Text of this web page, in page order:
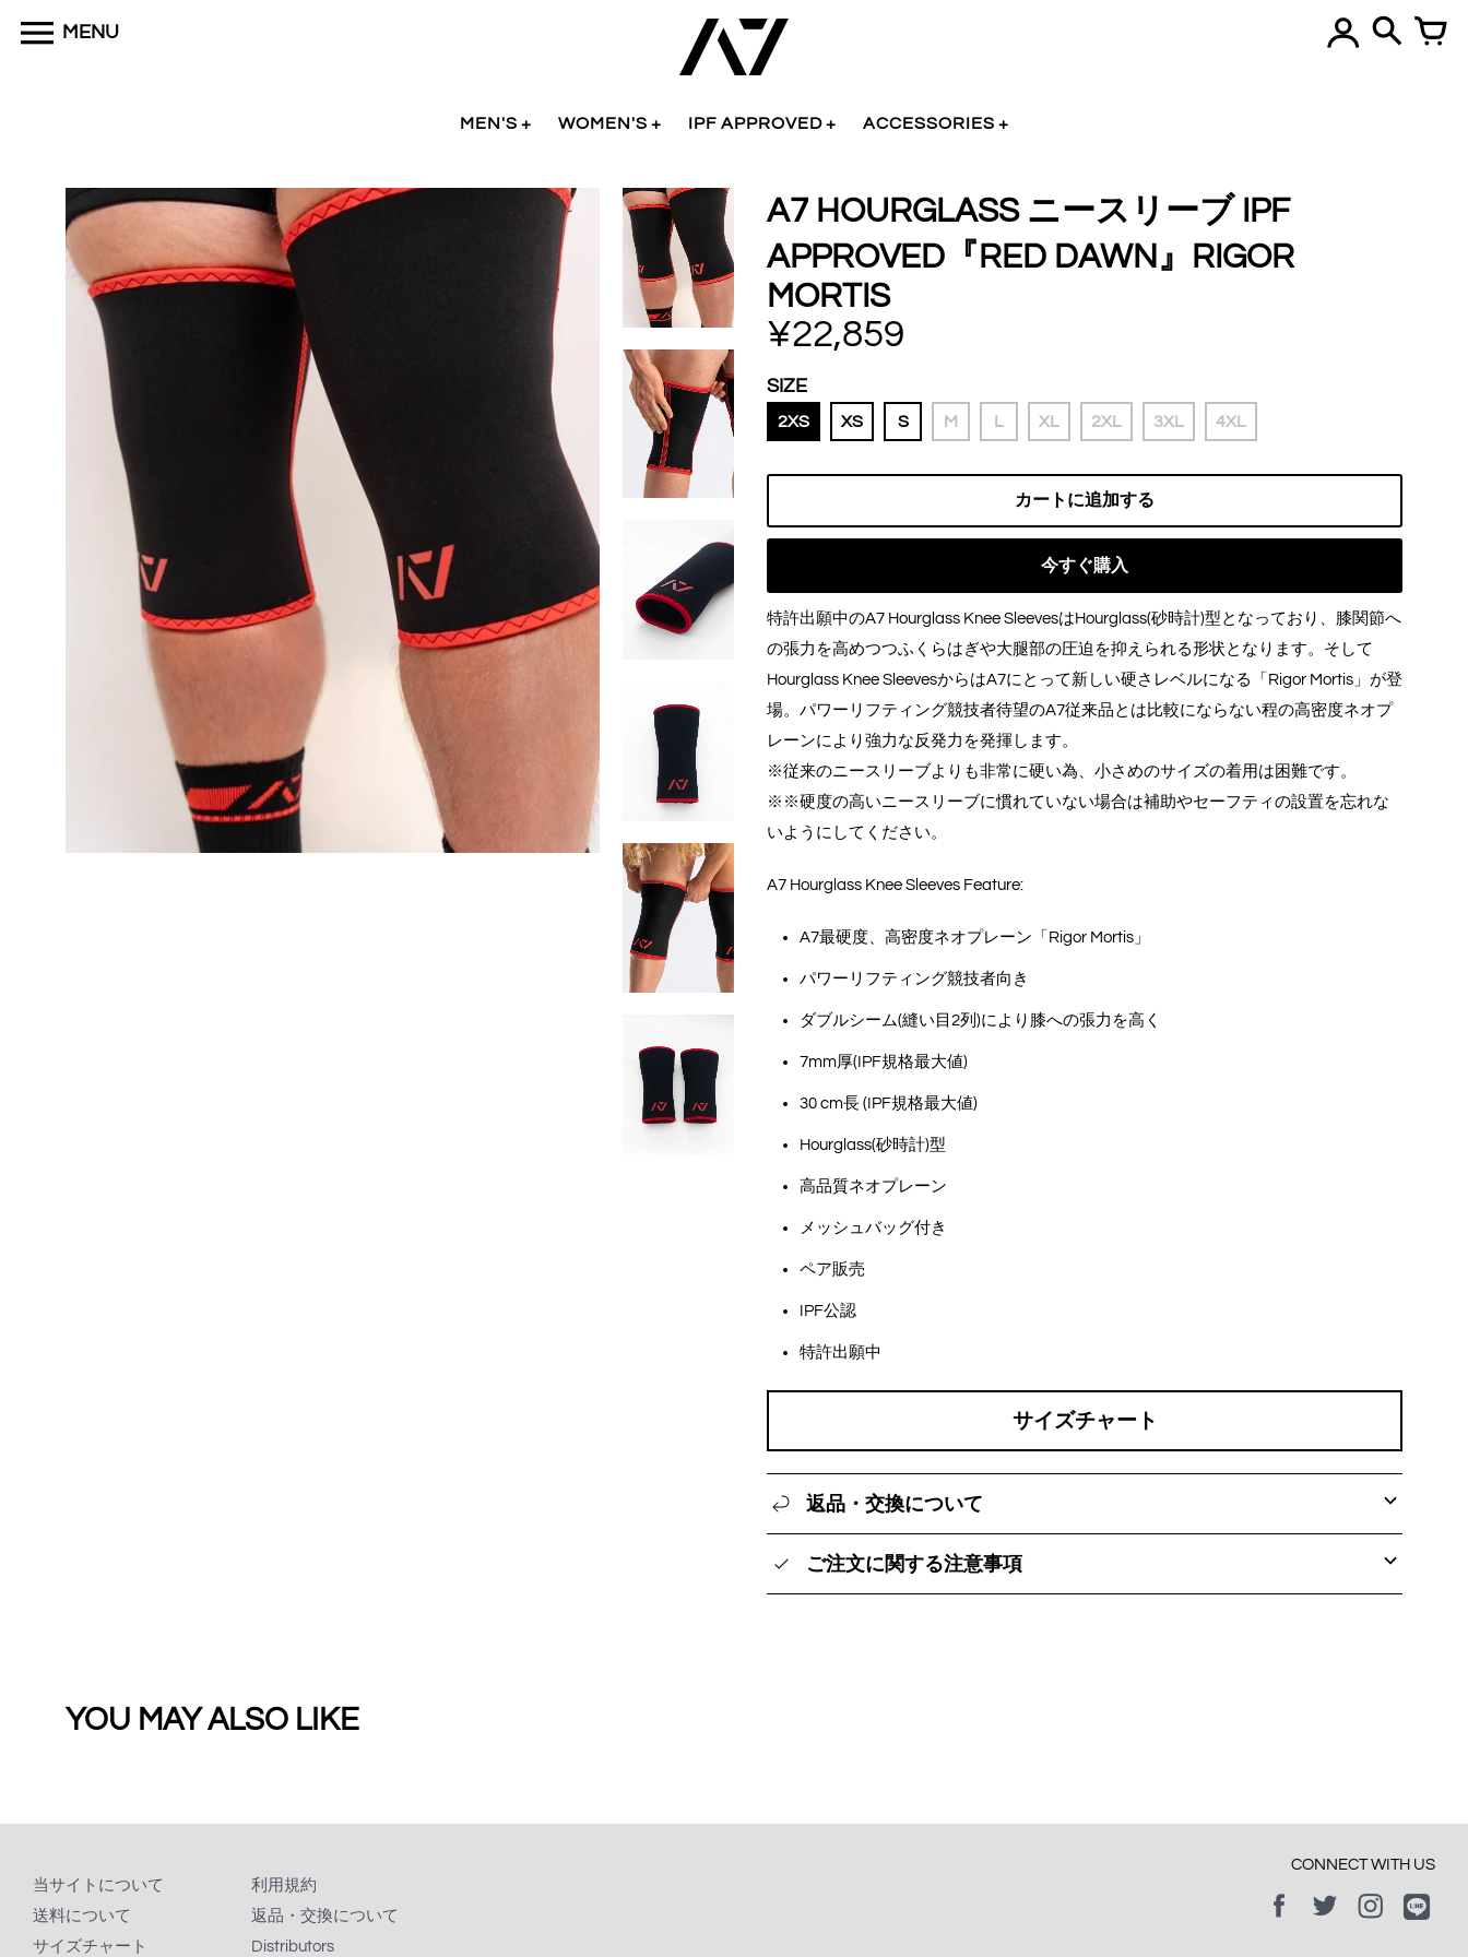
MENU
MEN'S WOMEN'S IPF APPROVED ACCESSORIES
A7 HOURGLASS ニースリーブ IPF
APPROVED『RED DAWN』RIGOR
MORTIS
¥22,859
SIZE
2XS XS S M L XL 2XL 3XL 4XL
カートに追加する
今すぐ購入
特許出願中のA7 Hourglass Knee SleevesはHourglass(砂時計)型となっており、膝関節へ
の張力を高めつつふくらはぎや大腿部の圧迫を抑えられる形状となります。そして
Hourglass Knee SleevesからはA7にとって新しい硬さレベルになる「Rigor Mortis」が登
場。パワーリフティング競技者待望のA7従来品とは比較にならない程の高密度ネオプ
レーンにより強力な反発力を発揮します。
※従来のニースリーブよりも非常に硬い為、小さめのサイズの着用は困難です。
※※硬度の高いニースリーブに慣れていない場合は補助やセーフティの設置を忘れな
いようにしてください。
A7 Hourglass Knee Sleeves Feature:
A7最硬度、高密度ネオプレーン「Rigor Mortis」
パワーリフティング競技者向き
ダブルシーム(縫い目2列)により膝への張力を高く
7mm厚(IPF規格最大値)
30 cm長 (IPF規格最大値)
Hourglass(砂時計)型
高品質ネオプレーン
メッシュバッグ付き
ペア販売
IPF公認
特許出願中
サイズチャート
返品・交換について
ご注文に関する注意事項
YOU MAY ALSO LIKE
当サイトについて
送料について
サイズチャート
利用規約
返品・交換について
Distributors
CONNECT WITH US